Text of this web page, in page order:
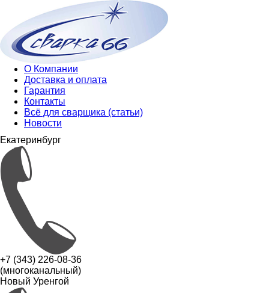
О Компании
Доставка и оплата
Гарантия
Контакты
Всё для сварщика (статьи)
Новости
Екатеринбург
+7 (343) 226-08-36
(многоканальный)
Новый Уренгой